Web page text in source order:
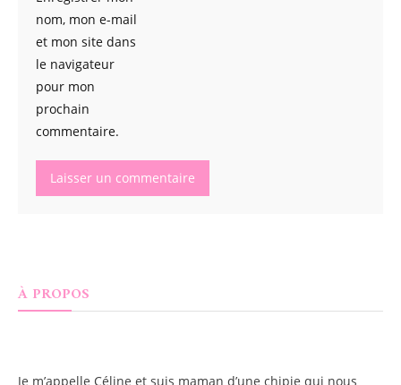
nom, mon e-mail
et mon site dans
le navigateur
pour mon
prochain
commentaire.
À PROPOS
Je m’appelle Céline et suis maman d’une chipie qui nous